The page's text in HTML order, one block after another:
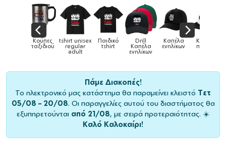
Κούπες
ταξιδιού
tshirt unisex
regular
adult
Παιδικό
tshirt
Drill
Καπέλα
ενηλίκων
Καπέλα
ενηλίκων
Καπέλα
παιδικά
Πάμε Διακοπές!
Το ηλεκτρονικό μας κατάστημα θα παραμείνει κλειστό Τετ
05/08 – 20/08. Οι παραγγελίες αυτού του διαστήματος θα
εξυπηρετούνται από 21/08, με σειρά προτεραιότητας. ☀️
Καλό Καλοκαίρι!